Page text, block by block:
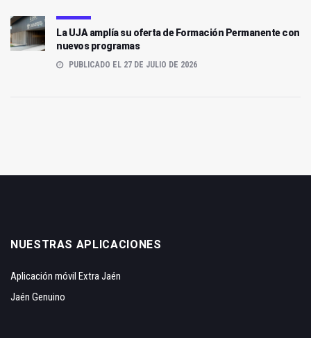
La UJA amplía su oferta de Formación Permanente con
nuevos programas
PUBLICADO EL 27 DE JULIO DE 2026
NUESTRAS APLICACIONES
Aplicación móvil Extra Jaén
Jaén Genuino